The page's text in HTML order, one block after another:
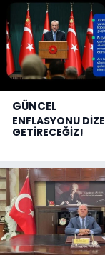
GÜNCEL
ENFLASYONU DİZE
GETİRECEĞİZ!